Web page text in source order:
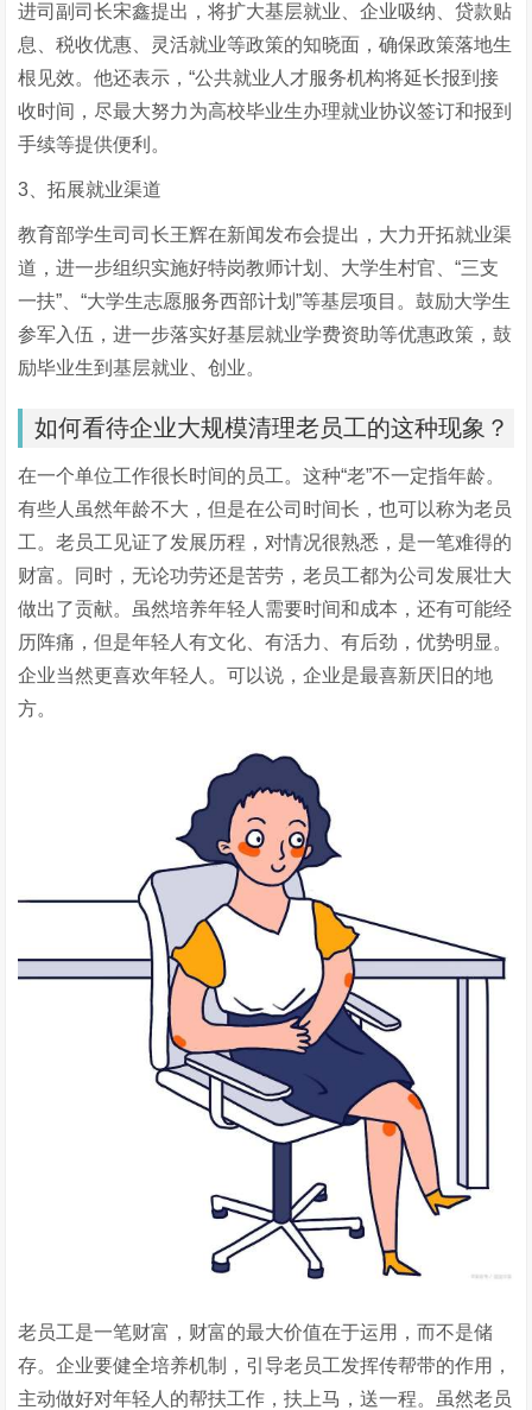
进司副司长宋鑫提出，将扩大基层就业、企业吸纳、贷款贴
息、税收优惠、灵活就业等政策的知晓面，确保政策落地生
根见效。他还表示，“公共就业人才服务机构将延长报到接
收时间，尽最大努力为高校毕业生办理就业协议签订和报到
手续等提供便利。
3、拓展就业渠道
教育部学生司司长王辉在新闻发布会提出，大力开拓就业渠
道，进一步组织实施好特岗教师计划、大学生村官、“三支
一扶”、“大学生志愿服务西部计划”等基层项目。鼓励大学生
参军入伍，进一步落实好基层就业学费资助等优惠政策，鼓
励毕业生到基层就业、创业。
如何看待企业大规模清理老员工的这种现象？
在一个单位工作很长时间的员工。这种“老”不一定指年龄。
有些人虽然年龄不大，但是在公司时间长，也可以称为老员
工。老员工见证了发展历程，对情况很熟悉，是一笔难得的
财富。同时，无论功劳还是苦劳，老员工都为公司发展壮大
做出了贡献。虽然培养年轻人需要时间和成本，还有可能经
历阵痛，但是年轻人有文化、有活力、有后劲，优势明显。
企业当然更喜欢年轻人。可以说，企业是最喜新厌旧的地
方。
老员工是一笔财富，财富的最大价值在于运用，而不是储
存。企业要健全培养机制，引导老员工发挥传帮带的作用，
主动做好对年轻人的帮扶工作，扶上马，送一程。虽然老员